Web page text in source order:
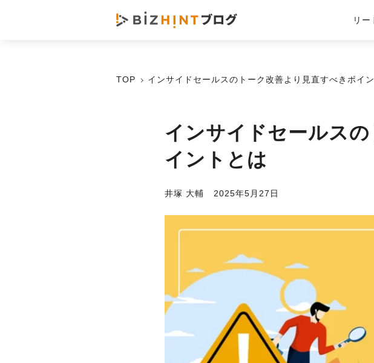
リー
TOP インサイドセールスのトーク改善より見直すべきポイ
インサイドセールス
イントとは
井塚 大輔 2025年5月27日